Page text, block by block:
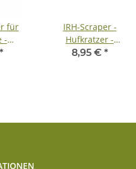
für
-
-
*
IRH-Scraper -
Hufkratzer -
Hufreiniger -
8,95 € *